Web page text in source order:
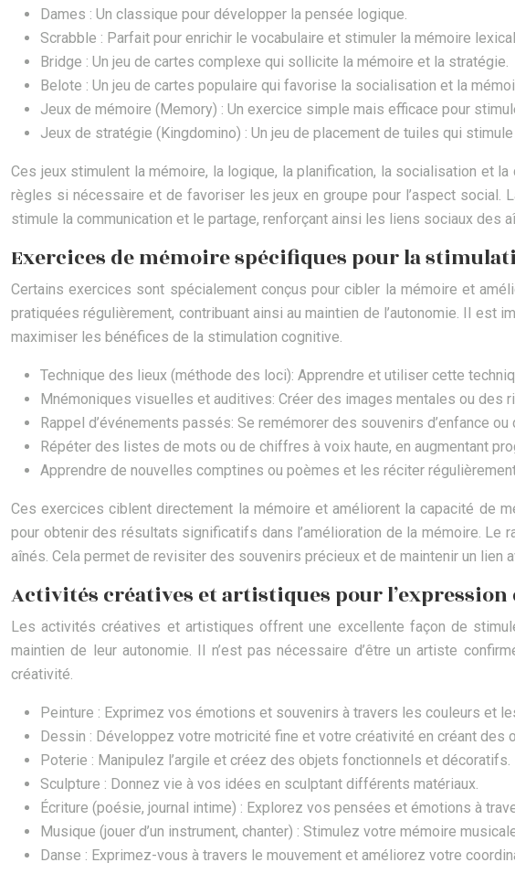
Dames : Un classique pour développer la pensée logique.
Scrabble : Parfait pour enrichir le vocabulaire et stimuler la mémoire
Bridge : Un jeu de cartes complexe qui sollicite la mémoire et la stratégie.
Belote : Un jeu de cartes populaire qui favorise la socialisation et la
Jeux de mémoire (Memory) : Un exercice simple mais efficace pour
Jeux de stratégie (Kingdomino) : Un jeu de placement de tuiles qui
Ces jeux stimulent la mémoire, la logique, la planification, la socialisation et
règles si nécessaire et de favoriser les jeux en groupe pour l’aspect social.
stimule la communication et le partage, renforçant ainsi les liens sociaux des
Exercices de mémoire spécifiques pour la
Certains exercices sont spécialement conçus pour cibler la mémoire et
pratiquées régulièrement, contribuant ainsi au maintien de l’autonomie. Il
maximiser les bénéfices de la stimulation cognitive.
Technique des lieux (méthode des loci): Apprendre et utiliser cette
Mnémoniques visuelles et auditives: Créer des images mentales ou des
Rappel d’événements passés: Se remémorer des souvenirs d’enfance
Répéter des listes de mots ou de chiffres à voix haute, en augmentant
Apprendre de nouvelles comptines ou poèmes et les réciter
Ces exercices ciblent directement la mémoire et améliorent la capacité de
pour obtenir des résultats significatifs dans l’amélioration de la mémoire.
aînés. Cela permet de revisiter des souvenirs précieux et de maintenir un
Activités créatives et artistiques pour
Les activités créatives et artistiques offrent une excellente façon de
maintien de leur autonomie. Il n’est pas nécessaire d’être un artiste
créativité.
Peinture : Exprimez vos émotions et souvenirs à travers les couleurs et
Dessin : Développez votre motricité fine et votre créativité en créant des
Poterie : Manipulez l’argile et créez des objets fonctionnels et décoratifs.
Sculpture : Donnez vie à vos idées en sculptant différents matériaux.
Écriture (poésie, journal intime) : Explorez vos pensées et émotions à
Musique (jouer d’un instrument, chanter) : Stimulez votre mémoire
Danse : Exprimez-vous à travers le mouvement et améliorez votre